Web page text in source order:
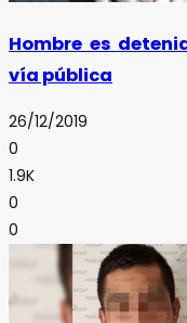
Hombre es
vía pública
26/12/2019
0
1.9K
0
0